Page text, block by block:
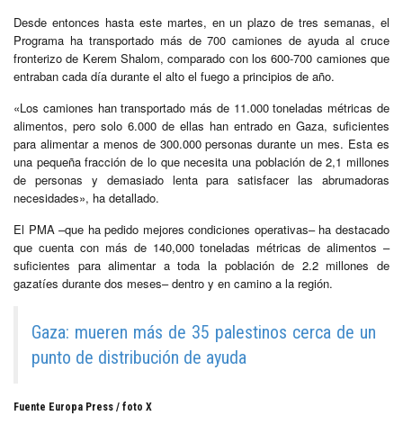
Desde entonces hasta este martes, en un plazo de tres semanas, el
Programa ha transportado más de 700 camiones de ayuda al cruce
fronterizo de Kerem Shalom, comparado con los 600-700 camiones que
entraban cada día durante el alto el fuego a principios de año.
«Los camiones han transportado más de 11.000 toneladas métricas de
alimentos, pero solo 6.000 de ellas han entrado en Gaza, suficientes
para alimentar a menos de 300.000 personas durante un mes. Esta es
una pequeña fracción de lo que necesita una población de 2,1 millones
de personas y demasiado lenta para satisfacer las abrumadoras
necesidades», ha detallado.
El PMA –que ha pedido mejores condiciones operativas– ha destacado
que cuenta con más de 140,000 toneladas métricas de alimentos –
suficientes para alimentar a toda la población de 2.2 millones de
gazatíes durante dos meses– dentro y en camino a la región.
Gaza: mueren más de 35 palestinos cerca de un
punto de distribución de ayuda
Fuente Europa Press / foto X